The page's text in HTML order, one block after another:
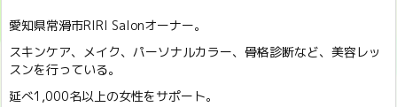
愛知県常滑市RIRI Salonオーナー。
スキンケア、メイク、パーソナルカラー、骨格診断など、美容レッ
スンを行っている。
延べ1,000名以上の女性をサポート。